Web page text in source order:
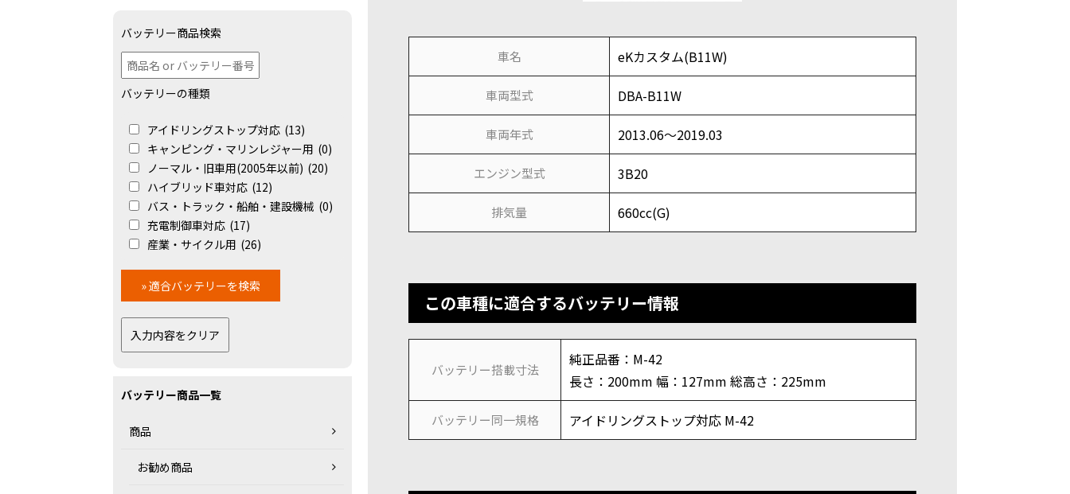
車名 eKカスタム(B11W)
車両型式 DBA-B11W
車両年式 2013.06～2019.03
エンジン型式 3B20
排気量 660cc(G)
この車種に適合するバッテリー情報
バッテリー搭載寸法
純正品番：M-42
長さ：200mm 幅：127mm 総高さ：225mm
バッテリー同一規格 アイドリングストップ対応 M-42
バッテリー商品検索
バッテリーの種類
アイドリングストップ対応 (13)
キャンピング・マリンレジャー用 (0)
ノーマル・旧車用(2005年以前) (20)
ハイブリッド車対応 (12)
バス・トラック・船舶・建設機械 (0)
充電制御車対応 (17)
産業・サイクル用 (26)
バッテリー商品一覧
商品
お勧め商品